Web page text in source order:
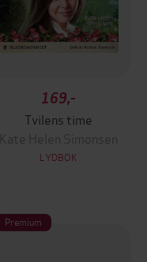
169,-
Tvilens time
Kate Helen Simonsen
LYDBOK
Premium